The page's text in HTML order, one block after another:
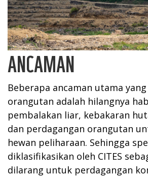
ANCAMAN
Beberapa ancaman utama
orangutan adalah hilangnya
pembalakan liar, kebakaran
dan perdagangan orangutan
hewan peliharaan. Sehingga
diklasifikasikan oleh CITES
dilarang untuk perdagangan